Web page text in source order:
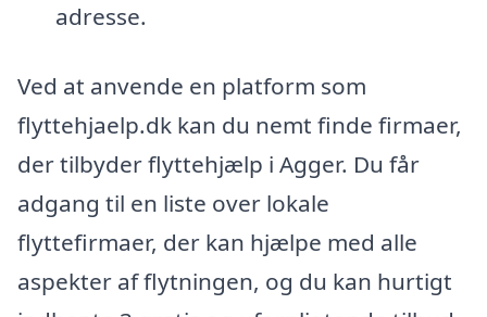
adresse.
Ved at anvende en platform som
flyttehjaelp.dk kan du nemt finde firmaer,
der tilbyder flyttehjælp i Agger. Du får
adgang til en liste over lokale
flyttefirmaer, der kan hjælpe med alle
aspekter af flytningen, og du kan hurtigt